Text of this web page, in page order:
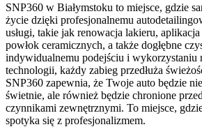
SNP360 w Białymstoku to miejsce, gdzie
życie dzięki profesjonalnemu
usługi, takie jak renowacja lakieru,
powłok ceramicznych, a także dogłębne
indywidualnemu podejściu i wykorzystaniu
technologii, każdy zabieg przedłuża
SNP360 zapewnia, że Twoje auto będzie
świetnie, ale również będzie chronione
czynnikami zewnętrznymi. To miejsce,
spotyka się z profesjonalizmem.